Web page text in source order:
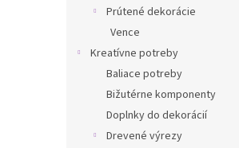
Prútené dekorácie
Vence
Kreatívne potreby
Baliace potreby
Bižutérne komponenty
Doplnky do dekorácií
Drevené výrezy